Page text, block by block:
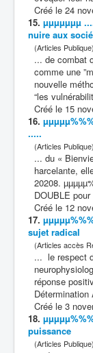
Créé le 24
15. µµµµµµµ
nuire aux
(Articles Publique)
... de combat
comme une
nouvelle
“les
Créé le 15
16.
.....
(Articles Publique)
... du «
harcelante,
20208.
DOUBLE
Créé le 12
17.
sujet radical
(Articles accès
... le respect
réponse
Créé le 3
18.
puissance
(Articles Publique)